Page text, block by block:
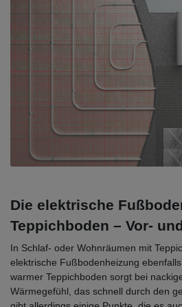
Die elektrische
Teppichboden – Vor-
In Schlaf- oder Wohnräumen mit
elektrische Fußbodenheizung
warmer Teppichboden sorgt bei
Wärmegefühl, das schnell durch den